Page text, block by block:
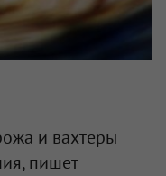
и вахтеры
пишет